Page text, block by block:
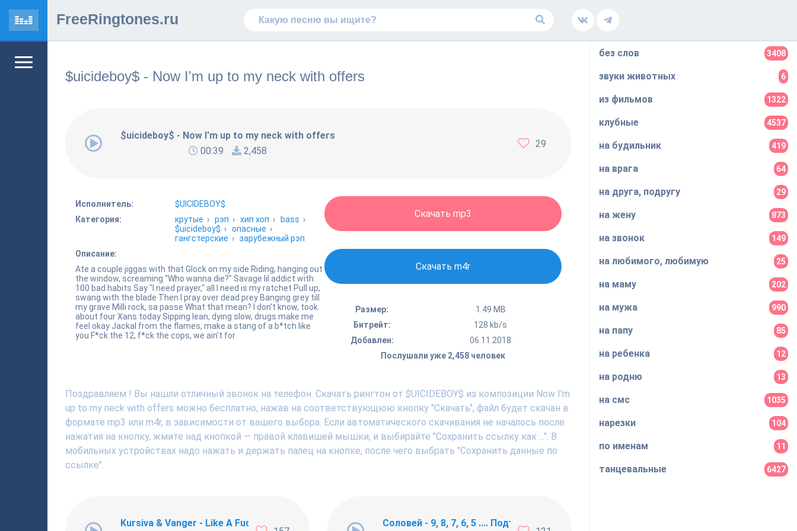
FreeRingtones.ru
$uicideboy$ - Now I'm up to my neck with offers
$uicideboy$ - Now I'm up to my neck with offers
00:39
2,458
29
Исполнитель:
$UICIDEBOY$
Категория:
крутые › рэп › хип хоп › bass ›
$uicideboy$ › опасные ›
гангстерские › зарубежный рэп
Описание:
Ate a couple jiggas with that Glock on my side Riding, hanging out
the window, screaming "Who wanna die?" Savage lil addict with
100 bad habits Say "I need prayer," all I need is my ratchet Pull up,
swang with the blade Then I pray over dead prey Banging grey till
my grave Milli rock, sa passe What that mean? I don't know, took
about four Xans today Sipping lean, dying slow, drugs make me
feel okay Jackal from the flames, make a stang of a b*tch like
you F*ck the 12, f*ck the cops, we ain't for
Скачать mp3
Скачать m4r
Размер:
1.49 MB
Битрейт:
128 kb/s
Добавлен:
06.11.2018
Послушали уже 2,458 человек
Поздравляем ! Вы нашли отличный звонок на телефон. Скачать рингтон от $UICIDEBOY$ из композиции Now I'm
up to my neck with offers можно бесплатно, нажав на соответствующюю кнопку "Скачать", файл будет скачан в
формате mp3 или m4r, в зависимости от вашего выбора. Если автоматического скачивания не началось после
нажатия на кнопку, жмите над кнопкой — правой клавишей мышки, и выбирайте "Сохранить ссылку как ...". В
мобильных устройствах надо нажать и держать палец на кнопке, после чего выбрать "Сохранить данные по
ссылке".
Kursiva & Vanger - Like A Fucking Newbie Соловей - 9, 8, 7, 6, 5 .... Подъём !!!
без слов 3408
звуки животных 6
из фильмов 1322
клубные 4537
на будильник 419
на врага 64
на друга, подругу 29
на жену 873
на звонок 149
на любимого, любимую 25
на маму 202
на мужа 990
на папу 85
на ребенка 12
на родню 13
на смс 1035
нарезки 104
по именам 11
танцевальные 6427